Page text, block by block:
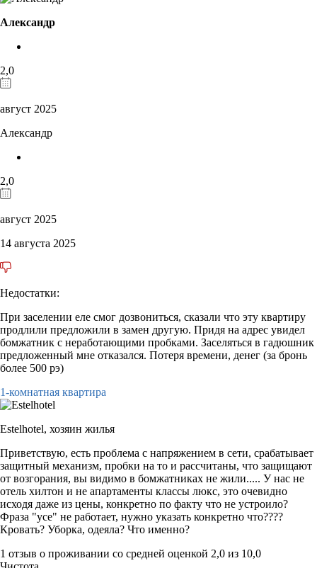
Александр
2,0
август 2025
Александр
2,0
август 2025
14 августа 2025
Недостатки:
При заселении еле смог дозвониться, сказали что эту квартиру
продлили предложили в замен другую. Придя на адрес увидел
бомжатник с неработающими пробками. Заселяться в гадюшник
предложенный мне отказался. Потеря времени, денег (за бронь
более 500 рэ)
1-комнатная квартира
Estelhotel, хозяин жилья
Приветствую, есть проблема с напряжением в сети, срабатывает
защитный механизм, пробки на то и рассчитаны, что защищают
от возгорания, вы видимо в бомжатниках не жили..... У нас не
отель хилтон и не апартаменты классы люкс, это очевидно
исходя даже из цены, конкретно по факту что не устроило?
Фраза "усе" не работает, нужно указать конкретно что????
Кровать? Уборка, одеяла? Что именно?
1 отзыв о проживании со средней оценкой 2,0 из 10,0